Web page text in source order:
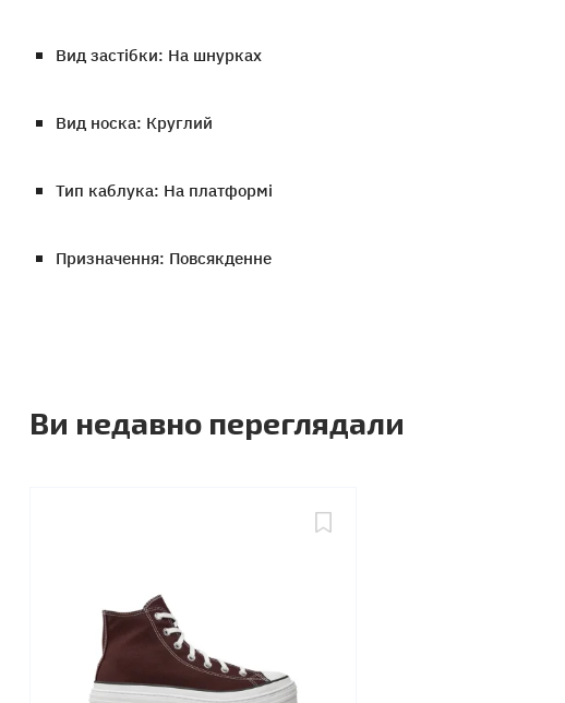
Вид застібки: На шнурках
Вид носка: Круглий
Тип каблука: На платформі
Призначення: Повсякденне
Ви недавно переглядали